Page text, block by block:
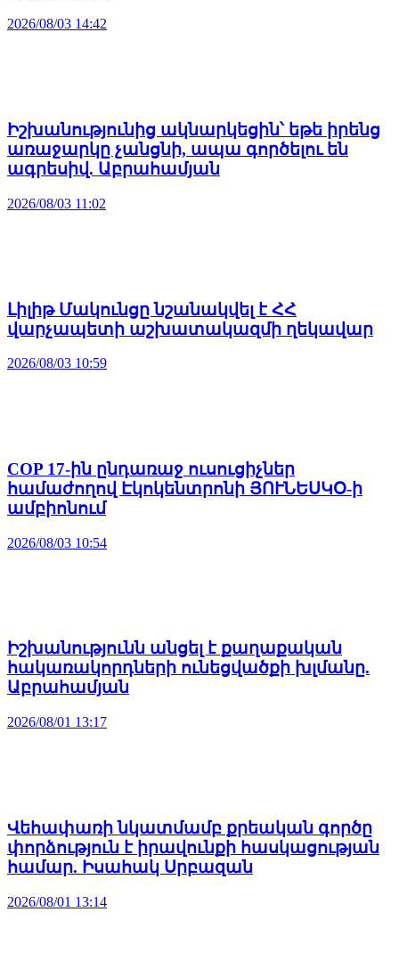
2026/08/03 14:42
Իշխանությունից ակնարկեցին՝ եթե իրենց
առաջարկը չանցնի, ապա գործելու են
ագրեսիվ. Աբրահամյան
2026/08/03 11:02
Լիլիթ Մակունցը նշանակվել է ՀՀ
վարչապետի աշխատակազմի ղեկավար
2026/08/03 10:59
COP 17-ին ընդառաջ ուսուցիչներ
համաժողով Էկոկենտրոնի ՅՈՒՆԵՍԿՕ-ի
ամբիոնում
2026/08/03 10:54
Իշխանությունն անցել է քաղաքական
հակառակորդների ունեցվածքի խլմանը.
Աբրահամյան
2026/08/01 13:17
Վեհափառի նկատմամբ քրեական գործը
փորձություն է իրավունքի հասկացության
համար. Իսահակ Սրբազան
2026/08/01 13:14